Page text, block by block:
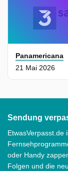
Panamericana
21 Mai 2026
Sendung
EtwasVerpasst.de
oder Handy
Folgen und die